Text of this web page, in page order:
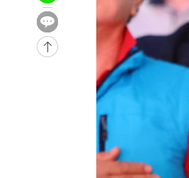
13분 전 >
[속보]종합특검, '관저이전
-32113초 전 >
이란, "오만과 '중앙 단
운드는 임시"
-23681초 전 >
"낮 기온 소폭 하락"…수
[속보]이 대통령, '호우
[단독]중수청 지원 검사
낮 최고 37도 찜통더위
SK하이닉스, 용인·청
여자배구 이재영·이다
외국인 심판 성 접대 7